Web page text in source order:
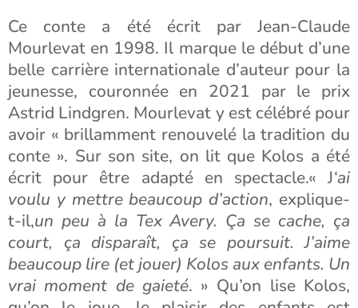
Ce conte a été écrit par Jean-Claude
Mourlevat en 1998. Il marque le début d’une
belle carrière internationale d’auteur pour la
jeunesse, couronnée en 2021 par le prix
Astrid Lindgren. Mourlevat y est célébré pour
avoir « brillamment renouvelé la tradition du
conte ». Sur son site, on lit que Kolos a été
écrit pour être adapté en spectacle.« J‘ai
voulu y mettre beaucoup d’action, explique-
t-il,un peu à la Tex Avery. Ça se cache, ça
court, ça disparaît, ça se poursuit. J’aime
beaucoup lire (et jouer) Kolos aux enfants. Un
vrai moment de gaieté. » Qu’on lise Kolos,